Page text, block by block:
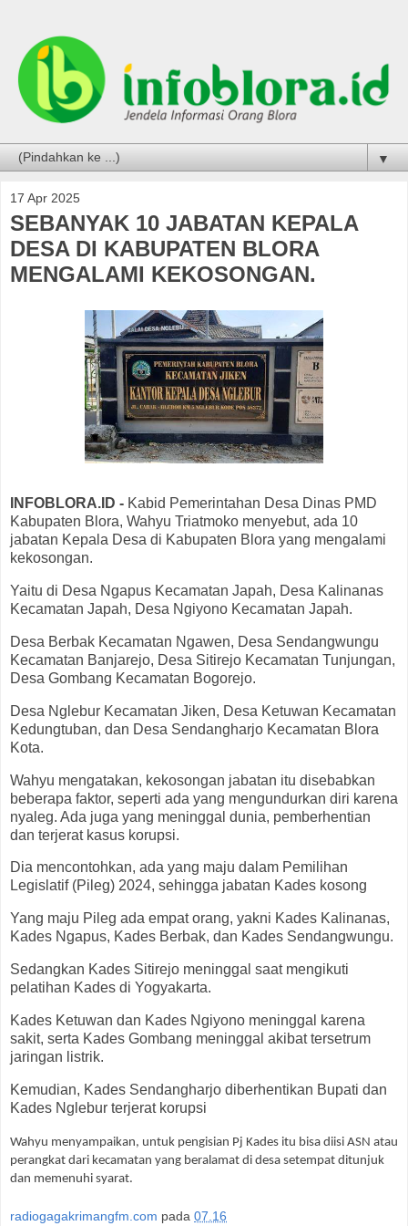
▼
17 Apr 2025
SEBANYAK 10 JABATAN KEPALA
DESA DI KABUPATEN BLORA
MENGALAMI KEKOSONGAN.
INFOBLORA.ID - Kabid Pemerintahan Desa Dinas PMD
Kabupaten Blora, Wahyu Triatmoko menyebut, ada 10
jabatan Kepala Desa di Kabupaten Blora yang mengalami
kekosongan.
Yaitu di Desa Ngapus Kecamatan Japah, Desa Kalinanas
Kecamatan Japah, Desa Ngiyono Kecamatan Japah.
Desa Berbak Kecamatan Ngawen, Desa Sendangwungu
Kecamatan Banjarejo, Desa Sitirejo Kecamatan Tunjungan,
Desa Gombang Kecamatan Bogorejo.
Desa Nglebur Kecamatan Jiken, Desa Ketuwan Kecamatan
Kedungtuban, dan Desa Sendangharjo Kecamatan Blora
Kota.
Wahyu mengatakan, kekosongan jabatan itu disebabkan
beberapa faktor, seperti ada yang mengundurkan diri karena
nyaleg. Ada juga yang meninggal dunia, pemberhentian
dan terjerat kasus korupsi.
Dia mencontohkan, ada yang maju dalam Pemilihan
Legislatif (Pileg) 2024, sehingga jabatan Kades kosong
Yang maju Pileg ada empat orang, yakni Kades Kalinanas,
Kades Ngapus, Kades Berbak, dan Kades Sendangwungu.
Sedangkan Kades Sitirejo meninggal saat mengikuti
pelatihan Kades di Yogyakarta.
Kades Ketuwan dan Kades Ngiyono meninggal karena
sakit, serta Kades Gombang meninggal akibat tersetrum
jaringan listrik.
Kemudian, Kades Sendangharjo diberhentikan Bupati dan
Kades Nglebur terjerat korupsi
Wahyu menyampaikan, untuk pengisian Pj Kades itu bisa diisi ASN atau
perangkat dari kecamatan yang beralamat di desa setempat ditunjuk
dan memenuhi syarat.
radiogagakrimangfm.com pada 07.16